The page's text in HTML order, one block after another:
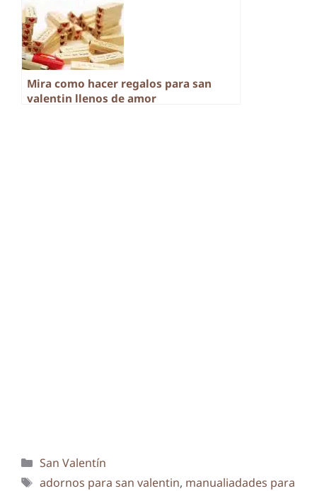
Mira como hacer regalos para san
valentin llenos de amor
Categorías
San Valentín
Etiquetas
adornos para san valentin, manualiadades para